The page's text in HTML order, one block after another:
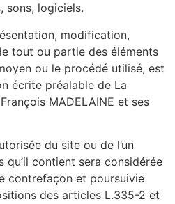
sons, logiciels.
modification,
tout ou partie des éléments
ou le procédé utilisé, est
écrite préalable de La
MADELAINE et ses
du site ou de l’un
qu’il contient sera considérée
contrefaçon et poursuivie
des articles L.335-2 et